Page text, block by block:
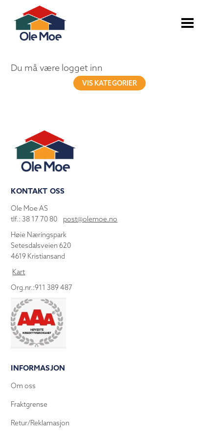
Du må være logget inn
VIS KATEGORIER
KONTAKT OSS
Ole Moe AS
tlf.: 38 17 70 80 post@olemoe.no
Høie Næringspark
Setesdalsveien 620
4619 Kristiansand
Kart
Org.nr.:911 389 487
INFORMASJON
Om oss
Fraktgrense
Retur/Reklamasjon